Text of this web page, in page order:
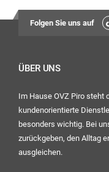
Folgen Sie uns auf
ÜBER UNS
Im Hause OVZ Piro steht
kundenorientierte
besonders wichtig. Bei
zurückgeben, den Alltag
ausgleichen.